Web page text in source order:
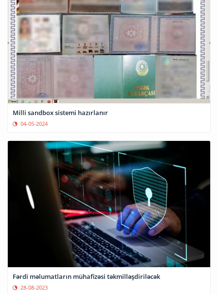
Milli sandbox sistemi hazırlanır
04-05-2024
Fərdi məlumatların mühafizəsi təkmilləşdiriləcək
28-08-2023